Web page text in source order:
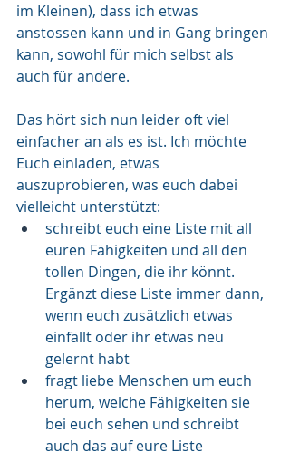
im Kleinen), dass ich etwas
anstossen kann und in Gang bringen
kann, sowohl für mich selbst als
auch für andere.
Das hört sich nun leider oft viel
einfacher an als es ist. Ich möchte
Euch einladen, etwas
auszuprobieren, was euch dabei
vielleicht unterstützt:
schreibt euch eine Liste mit all
euren Fähigkeiten und all den
tollen Dingen, die ihr könnt.
Ergänzt diese Liste immer dann,
wenn euch zusätzlich etwas
einfällt oder ihr etwas neu
gelernt habt
fragt liebe Menschen um euch
herum, welche Fähigkeiten sie
bei euch sehen und schreibt
auch das auf eure Liste